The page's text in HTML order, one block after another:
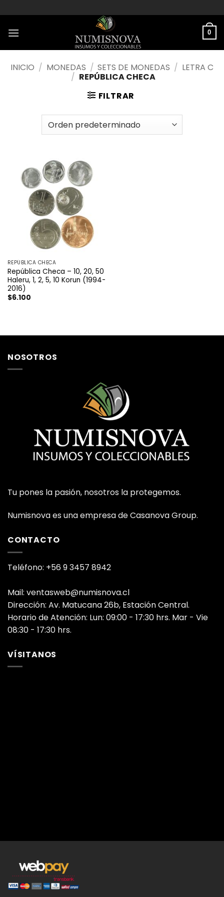
al
contenido
0
INICIO / MONEDAS / SETS DE MONEDAS / LETRA C
/ REPÚBLICA CHECA
FILTRAR
REPÚBLICA CHECA
República Checa – 10, 20, 50
Haleru, 1, 2, 5, 10 Korun (1994-
2016)
$6.100
NOSOTROS
Tu pones la pasión, nosotros la protegemos.
Numisnova es una empresa de Casanova Group.
CONTACTO
Teléfono: +56 9 3457 8942
Mail: ventasweb@numisnova.cl
Dirección: Av. Matucana 26b, Estación Central.
Horario de Atención: Lun: 09:00 - 17:30 hrs. Mar - Vie
08:30 - 17:30 hrs.
VÍSITANOS